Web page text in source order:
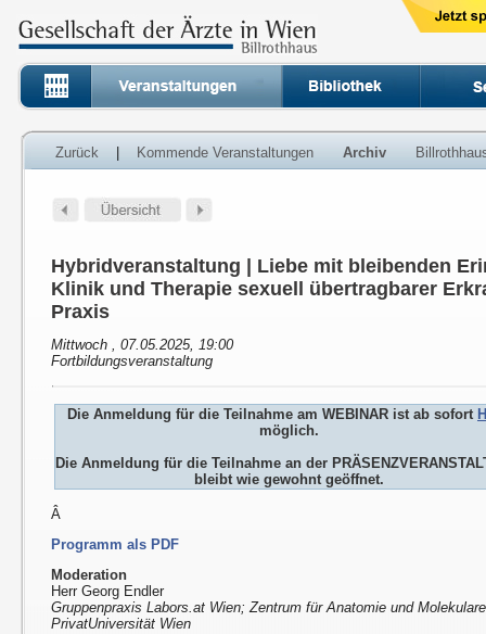
Zurück Kommende Veranstaltungen Archiv
Hybridveranstaltung | Liebe mit bleibenden
Klinik und Therapie sexuell übertragbarer
Praxis
Mittwoch , 07.05.2025, 19:00
Fortbildungsveranstaltung
Die Anmeldung für die Teilnahme am WEBINAR ist ab sofort
möglich.
Die Anmeldung für die Teilnahme an der
bleibt wie gewohnt geöffnet.
Â
Programm als PDF
Moderation
Herr Georg Endler
Gruppenpraxis Labors.at Wien; Zentrum für Anatomie und
PrivatUniversität Wien